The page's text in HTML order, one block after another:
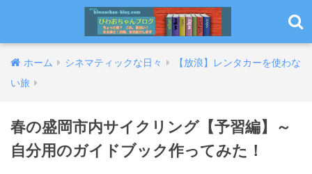
ホーム シネマティックな日々
【放浪】レンタカーを使わな
い旅
春の盛岡市内サイクリング【予習編】～
自分用のガイドブック作ってみた！